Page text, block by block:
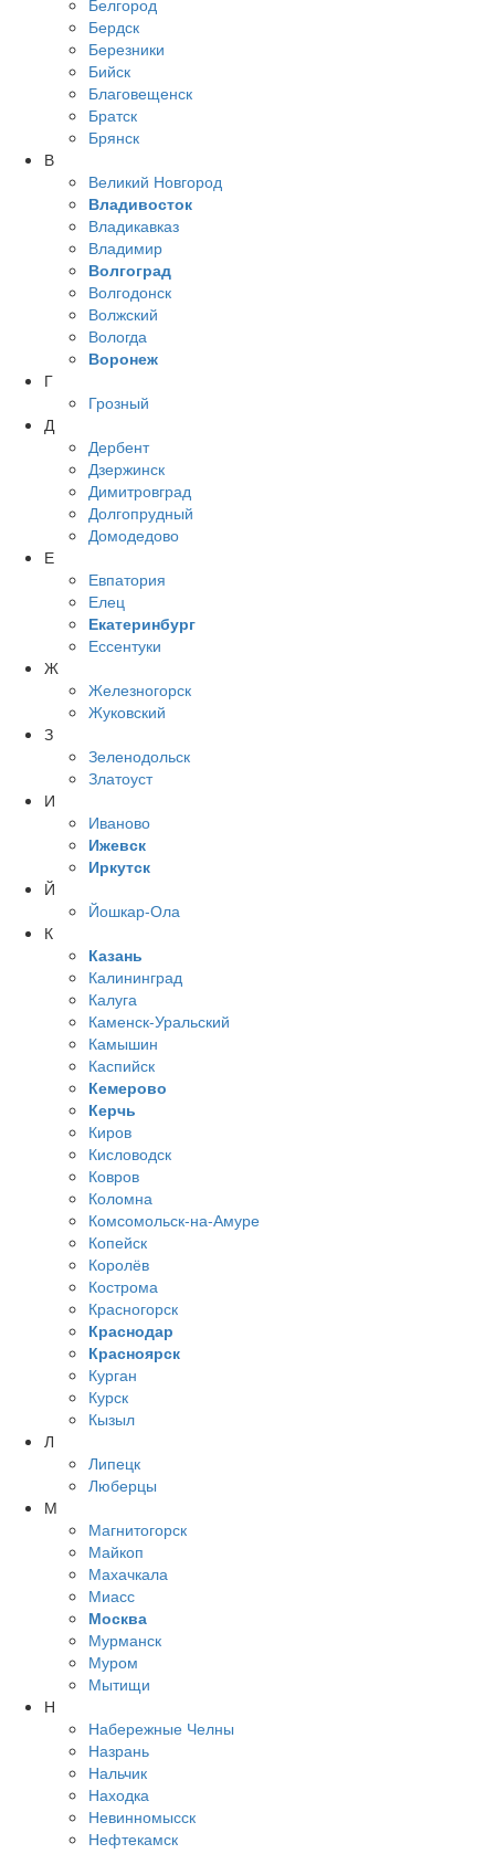
Белгород
Бердск
Березники
Бийск
Благовещенск
Братск
Брянск
В
Великий Новгород
Владивосток
Владикавказ
Владимир
Волгоград
Волгодонск
Волжский
Вологда
Воронеж
Г
Грозный
Д
Дербент
Дзержинск
Димитровград
Долгопрудный
Домодедово
Е
Евпатория
Елец
Екатеринбург
Ессентуки
Ж
Железногорск
Жуковский
З
Зеленодольск
Златоуст
И
Иваново
Ижевск
Иркутск
Й
Йошкар-Ола
К
Казань
Калининград
Калуга
Каменск-Уральский
Камышин
Каспийск
Кемерово
Керчь
Киров
Кисловодск
Ковров
Коломна
Комсомольск-на-Амуре
Копейск
Королёв
Кострома
Красногорск
Краснодар
Красноярск
Курган
Курск
Кызыл
Л
Липецк
Люберцы
М
Магнитогорск
Майкоп
Махачкала
Миасс
Москва
Мурманск
Муром
Мытищи
Н
Набережные Челны
Назрань
Нальчик
Находка
Невинномысск
Нефтекамск